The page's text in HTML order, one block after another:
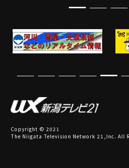
Copyright © 2021
The Niigata Television Network 21,Inc. All